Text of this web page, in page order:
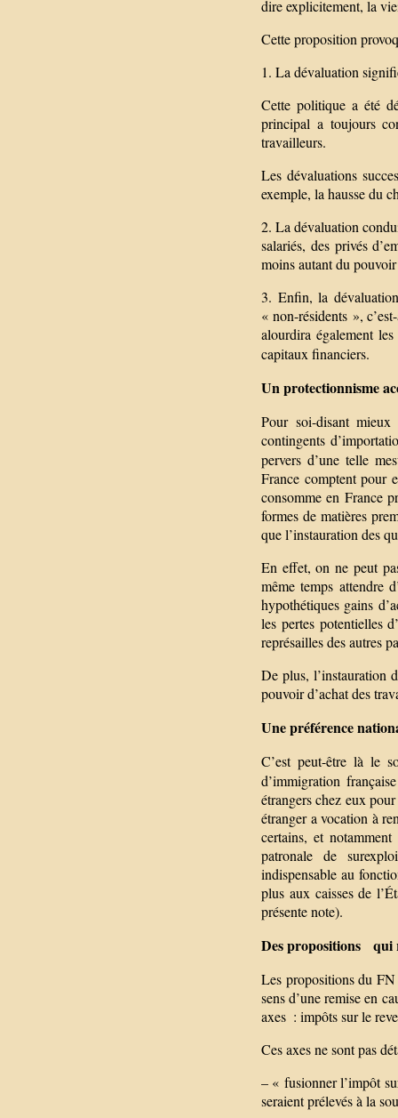
dire explicitement, la
Cette proposition
1. La dévaluation
Cette politique a été
principal a toujours
travailleurs.
Les dévaluations
exemple, la hausse du
2. La dévaluation
salariés, des privés
moins autant du pouvoir
3. Enfin, la
« non-résidents »,
alourdira également
capitaux financiers.
Un protectionnisme
Pour soi-disant mieux
contingents
pervers d’une telle
France comptent pour
consomme en France
formes de matières
que l’instauration des
En effet, on ne peut
même temps attendre
hypothétiques gains
les pertes potentielles
représailles des autres
De plus, l’instauration
pouvoir d’achat des
Une préférence
C’est peut-être là le
d’immigration
étrangers chez eux
étranger a vocation à
certains, et
patronale de
indispensable au
plus aux caisses de
présente note).
Des propositions qui
Les propositions du FN
sens d’une remise en
axes : impôts sur le
Ces axes ne sont pas
– « fusionner l’impôt
seraient prélevés à la